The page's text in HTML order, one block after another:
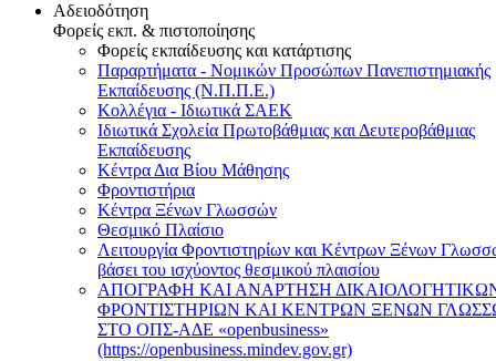
Αδειοδότηση
Φορείς εκπ. & πιστοποίησης
Φορείς εκπαίδευσης και κατάρτισης
Παραρτήματα - Νομικών Προσώπων Πανεπιστημιακής
Εκπαίδευσης (Ν.Π.Π.Ε.)
Κολλέγια - Ιδιωτικά ΣΑΕΚ
Ιδιωτικά Σχολεία Πρωτοβάθμιας και Δευτεροβάθμιας
Εκπαίδευσης
Κέντρα Δια Βίου Μάθησης
Φροντιστήρια
Κέντρα Ξένων Γλωσσών
Θεσμικό Πλαίσιο
Λειτουργία Φροντιστηρίων και Κέντρων Ξένων
βάσει του ισχύοντος θεσμικού πλαισίου
ΑΠΟΓΡΑΦΗ ΚΑΙ ΑΝΑΡΤΗΣΗ
ΦΡΟΝΤΙΣΤΗΡΙΩΝ ΚΑΙ ΚΕΝΤΡΩΝ ΞΕΝΩΝ
ΣΤΟ ΟΠΣ-ΑΔΕ «openbusiness»
(https://openbusiness.mindev.gov.gr)